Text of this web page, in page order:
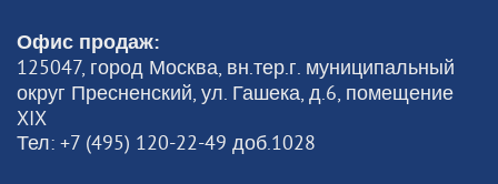
Офис продаж:
125047, город Москва, вн.тер.г. муниципальный
округ Пресненский, ул. Гашека, д.6, помещение
XIX
Тел: +7 (495) 120-22-49 доб.1028